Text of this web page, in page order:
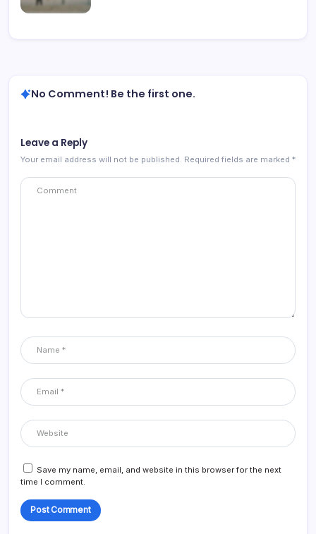
No Comment! Be the first one.
Leave a Reply
Your email address will not be published. Required fields are marked *
Save my name, email, and website in this browser for the next
time I comment.